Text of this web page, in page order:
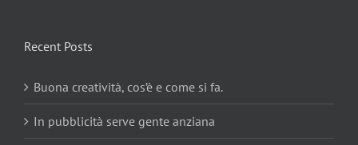
Recent Posts
Buona creatività, cos’è e come si fa.
In pubblicità serve gente anziana